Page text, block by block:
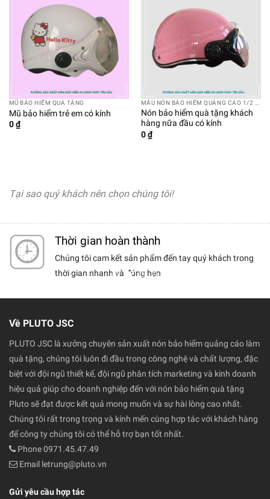
MŨ BẢO HIỂM QUÀ TẶNG
Mũ bảo hiểm trẻ em có kính
0₫
Nón bảo hiểm quà tặng khách
hàng nữa đầu có kính
0₫
Tại sao quý khách nên chọn chúng tôi!
chất
Thời gian hoàn thành
Chúng tôi cam kết sản phẩm đến tay quý khách trong
thời gian nhanh và đúng hẹn
Về PLUTO JSC
PLUTO JSC là xưởng chuyên sản xuất nón bảo hiểm quảng cáo làm
quà tặng, chúng tôi luôn đi đầu trong công nghệ và chất lượng, đặc
biệt với đội ngũ thiết kế, đội ngũ phân tích marketing và kinh doanh
hiệu quả giúp cho doanh nghiệp đến với nón bảo hiểm quà tặng
Pluto sẽ đạt được kết quả mong muốn và sự hài lòng cao nhất.
Chúng tôi rất trong trọng và kính mến cùng hợp tác với khách hàng
để công ty chúng tôi có thể hỗ trợ bạn tốt nhất.
Phone 0971.45.47.49
Email letrung@pluto.vn
Gửi yêu cầu hợp tác